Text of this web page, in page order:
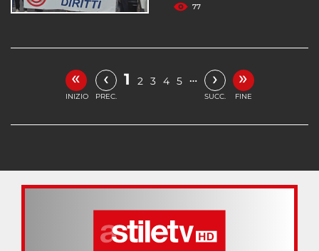
77
«
INIZIO
‹
PREC.
1 2 3 4 5 … ›
SUCC.
»
FINE